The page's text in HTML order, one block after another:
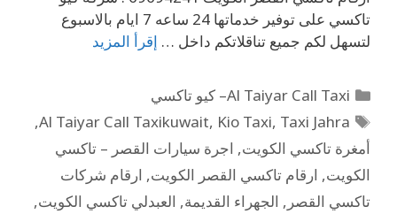
تاكسي على توفير خدماتها 24 ساعه 7 ايام بالاسبوع
لتسهل لكم جميع تناقلاتكم داخل … إقرأ المزيد
Al Taiyar Call Taxi– كيو تاكسي
Al Taiyar Call Taxikuwait, Kio Taxi, Taxi Jahra
,
أمغرة تاكسي الكويت, اجرة سيارات القصر – تاكسي
الكويت, ارقام تاكسي القصر الكويت, ارقام شركات
تاكسي القصر , الجهراء القديمة, العبدلي تاكسي الكويت,